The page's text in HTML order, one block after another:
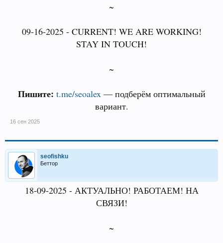
~
09-16-2025 - CURRENT! WE ARE WORKING!
STAY IN TOUCH!
~
Пишите: t.me/seoalex— подберём оптимальный
вариант.
16 сен 2025
seofishku
Беттор
18-09-2025 - АКТУАЛЬНО! РАБОТАЕМ! НА
СВЯЗИ!
~